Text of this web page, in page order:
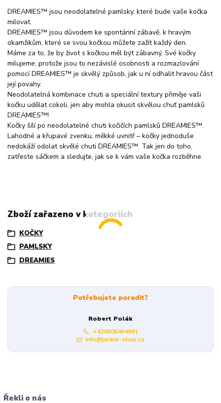
DREAMIES™ jsou neodolatelné pamlsky, které bude vaše kočka
milovat.
DREAMIES™ jsou důvodem ke spontánní zábavě, k hravým
okamžikům, které se svou kočkou můžete zažít každý den.
Máme za to, že by život s kočkou měl být zábavný. Své kočky
milujeme, protože jsou to nezávislé osobnosti a rozmazlování
pomocí DREAMIES™ je skvělý způsob, jak u ní odhalit hravou část
její povahy.
Neodolatelná kombinace chuti a speciální textury přiměje vaši
kočku udělat cokoli, jen aby mohla okusit skvělou chuť pamlsků
DREAMIES™!
Kočky šílí po neodolatelné chuti kočičích pamlsků DREAMIES™.
Lahodné a křupavé zvenku, měkké uvnitř – kočky jednoduše
nedokáží odolat skvělé chuti DREAMIES™. Tak jen do toho,
zatřeste sáčkem a sledujte, jak se k vám vaše kočka rozběhne.
Zboží zařazeno v kategoriích
KOČKY
PAMLSKY
DREAMIES
Potřebujete poradit?
Robert Polák
+420606494961
info@jackie-shop.cz
Řekli o nás